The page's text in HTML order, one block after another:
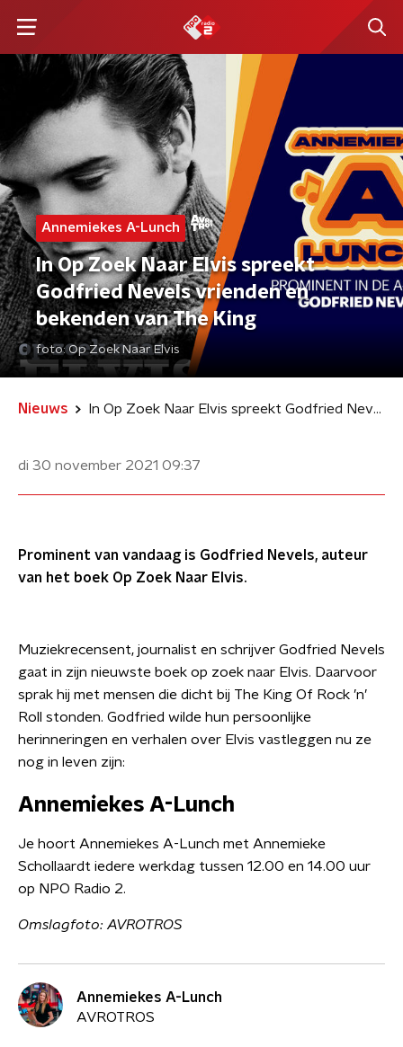
Annemiekes A-Lunch
In Op Zoek Naar Elvis spreekt
Godfried Nevels vrienden en
bekenden van The King
foto:Op Zoek Naar Elvis
Nieuws In Op Zoek Naar Elvis spreekt Godfried Nevels vrienden en bekenden van The King
di 30 november 2021 09:37
Prominent van vandaag is Godfried Nevels, auteur
van het boek Op Zoek Naar Elvis.
Muziekrecensent, journalist en schrijver Godfried Nevels
gaat in zijn nieuwste boek op zoek naar Elvis. Daarvoor
sprak hij met mensen die dicht bij The King Of Rock ’n’
Roll stonden. Godfried wilde hun persoonlijke
herinneringen en verhalen over Elvis vastleggen nu ze
nog in leven zijn:
Annemiekes A-Lunch
Je hoort Annemiekes A-Lunch met Annemieke
Schollaardt iedere werkdag tussen 12.00 en 14.00 uur
op NPO Radio 2.
Omslagfoto: AVROTROS
Annemiekes A-Lunch
AVROTROS